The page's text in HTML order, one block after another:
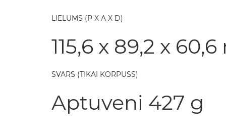
LIELUMS (P X A X D)
115,6 x 89,2 x
SVARS (TIKAI KORPUSS)
Aptuveni 427 g